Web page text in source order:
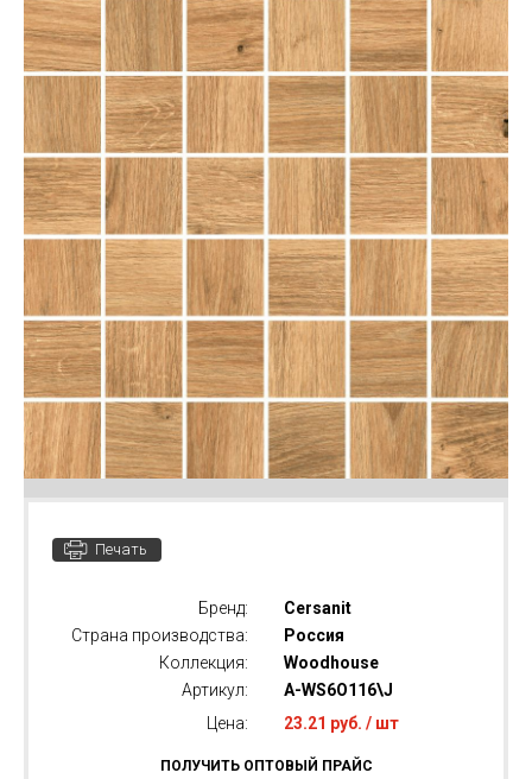
Бренд:
Cersanit
Страна производства:
Россия
Коллекция:
Woodhouse
Артикул:
A-WS6O116\J
Цена:
23.21 руб. / шт
ПОЛУЧИТЬ ОПТОВЫЙ ПРАЙС
Печать